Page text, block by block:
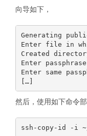
向导如下，
Generating
Enter file in
Created
Enter
Enter same
然后，使用如下命令部